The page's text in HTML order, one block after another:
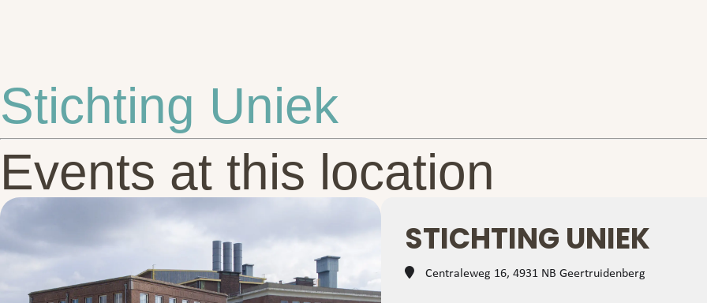
Stichting Uniek
Events at this location
STICHTING UNIEK
Centraleweg 16, 4931 NB Geertruidenberg